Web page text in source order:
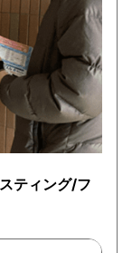
ティング/フ